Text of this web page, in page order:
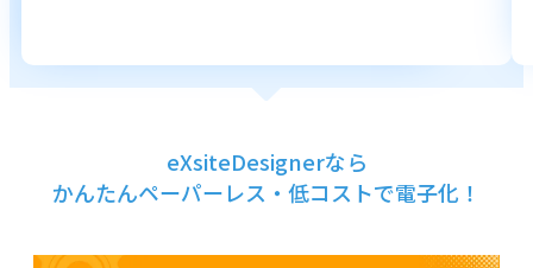
eXsiteDesignerなら
かんたんペーパーレス・低コストで電子化！